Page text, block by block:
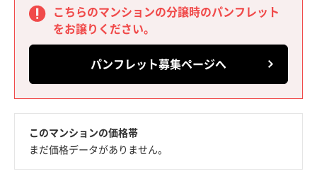
こちらのマンションの分譲時のパンフレット
をお譲りください。
パンフレット募集ページへ
このマンションの価格帯
まだ価格データがありません。